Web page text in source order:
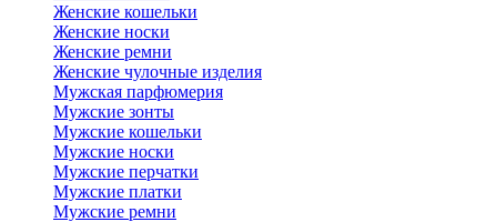
Женские кошельки
Женские носки
Женские ремни
Женские чулочные изделия
Мужская парфюмерия
Мужские зонты
Мужские кошельки
Мужские носки
Мужские перчатки
Мужские платки
Мужские ремни